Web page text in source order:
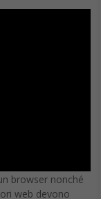
browser nonché
web devono